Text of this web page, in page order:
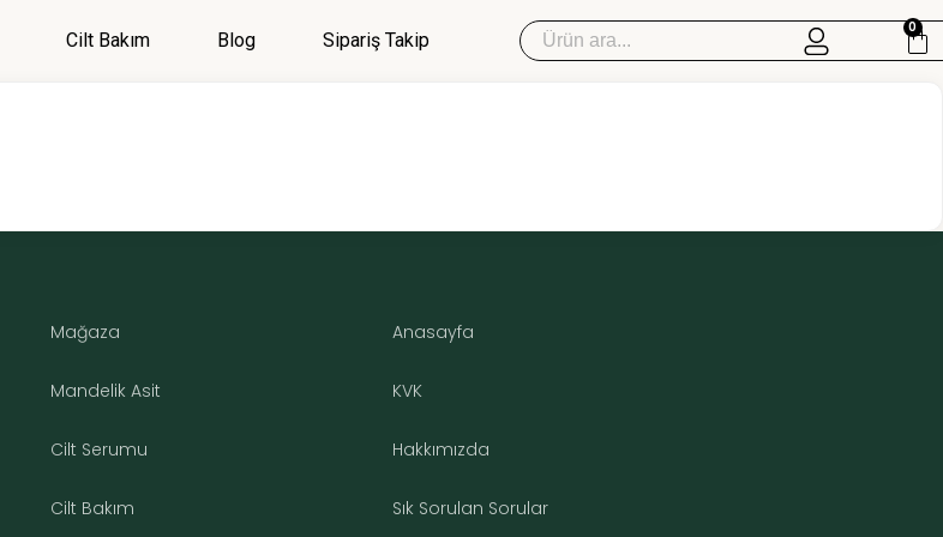
Cilt Bakım Blog Sipariş Takip
0
Mağaza
Mandelik Asit
Cilt Serumu
Cilt Bakım
Anasayfa
KVK
Hakkımızda
Sık Sorulan Sorular
Mandelik Asit Peeling